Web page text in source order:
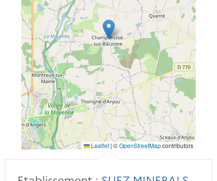
Leaflet | ©OpenStreetMapcontributors